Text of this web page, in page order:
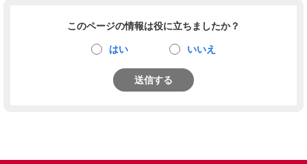
このページの情報は役に立ちましたか？
はい いいえ
送信する